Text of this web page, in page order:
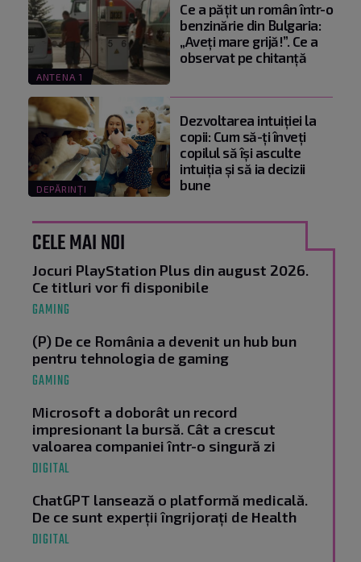
ANTENA 1
Ce a pățit un român într-o
benzinărie din Bulgaria:
„Aveți mare grijă!”. Ce a
observat pe chitanță
DEPĂRINȚI
Dezvoltarea intuiției la
copii: Cum să-ți înveți
copilul să își asculte
intuiția și să ia decizii
bune
CELE MAI NOI
Jocuri PlayStation Plus din august 2026.
Ce titluri vor fi disponibile
GAMING
(P) De ce România a devenit un hub bun
pentru tehnologia de gaming
GAMING
Microsoft a doborât un record
impresionant la bursă. Cât a crescut
valoarea companiei într-o singură zi
DIGITAL
ChatGPT lansează o platformă medicală.
De ce sunt experții îngrijorați de Health
DIGITAL